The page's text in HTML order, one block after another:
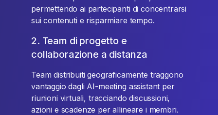
permettendo ai partecipanti di concentrarsi
sui contenuti e risparmiare tempo.
2. Team di progetto e
collaborazione a distanza
Team distribuiti geograficamente traggono
vantaggio dagli AI-meeting assistant per
riunioni virtuali, tracciando discussioni,
azioni e scadenze per allineare i membri.